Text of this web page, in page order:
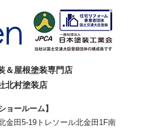
＆屋根塗装専門店
北村塗装店
ョールーム】
金田5-19トレソール北金田1F南